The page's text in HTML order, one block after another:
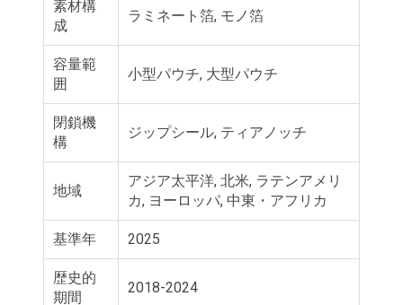
素材構
成
ラミネート箔, モノ箔
容量範
囲
小型パウチ, 大型パウチ
閉鎖機
構
ジップシール, ティアノッチ
地域
アジア太平洋, 北米, ラテンアメリ
カ, ヨーロッパ, 中東・アフリカ
基準年 2025
歴史的
期間
2018-2024